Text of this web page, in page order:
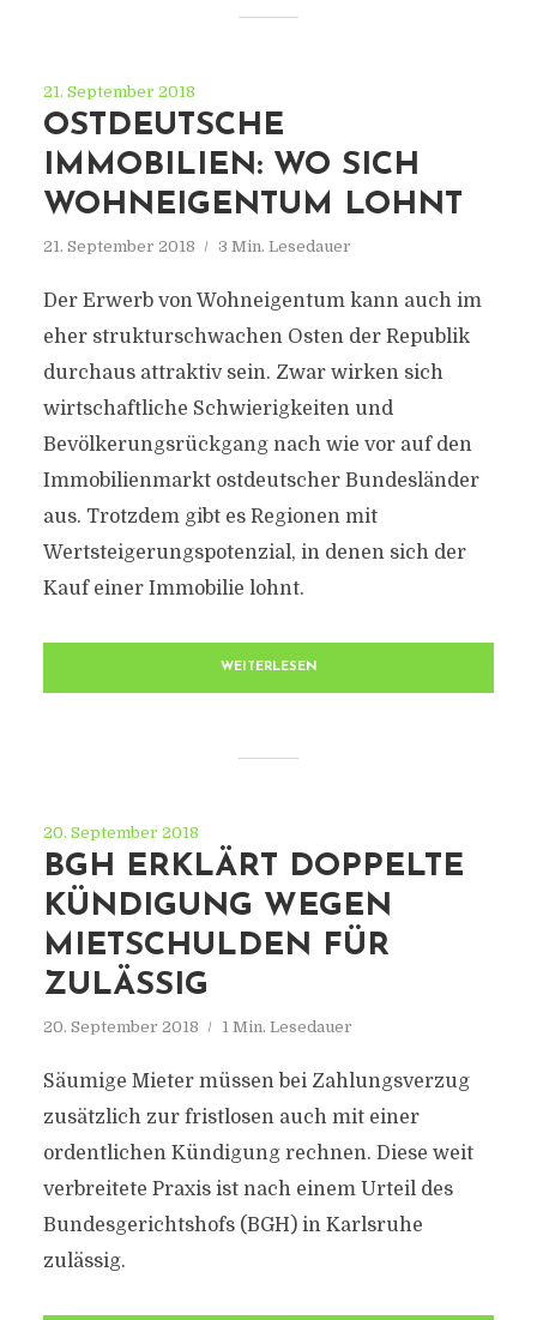
21. September 2018
OSTDEUTSCHE
IMMOBILIEN: WO SICH
WOHNEIGENTUM LOHNT
21. September 2018 3 Min. Lesedauer
Der Erwerb von Wohneigentum kann auch im
eher strukturschwachen Osten der Republik
durchaus attraktiv sein. Zwar wirken sich
wirtschaftliche Schwierigkeiten und
Bevölkerungsrückgang nach wie vor auf den
Immobilienmarkt ostdeutscher Bundesländer
aus. Trotzdem gibt es Regionen mit
Wertsteigerungspotenzial, in denen sich der
Kauf einer Immobilie lohnt.
WEITERLESEN
20. September 2018
BGH ERKLÄRT DOPPELTE
KÜNDIGUNG WEGEN
MIETSCHULDEN FÜR
ZULÄSSIG
20. September 2018 1 Min. Lesedauer
Säumige Mieter müssen bei Zahlungsverzug
zusätzlich zur fristlosen auch mit einer
ordentlichen Kündigung rechnen. Diese weit
verbreitete Praxis ist nach einem Urteil des
Bundesgerichtshofs (BGH) in Karlsruhe
zulässig.